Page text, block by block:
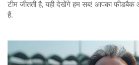
टीम जीतती है, यही देखेंगे हम सब! आपका फीडबैक
हैं.